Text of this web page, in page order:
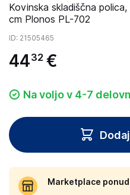
Kovinska skladiščna
cm Plonos PL-702
ID: 21505465
4432 €
Na voljo v 4-7
Marketplace